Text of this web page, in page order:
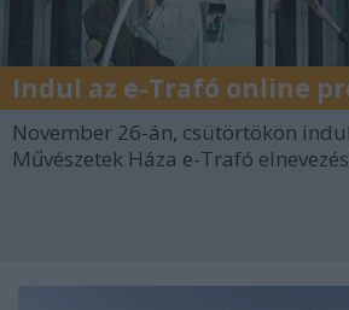
Indul az e-Trafó online
November 26-án, csütörtökön
Művészetek Háza e-Trafó